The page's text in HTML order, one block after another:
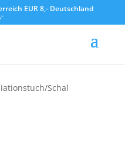
EUR 8,- Deutschland
Schal